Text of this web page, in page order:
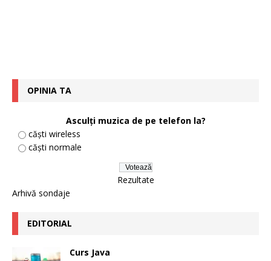
OPINIA TA
Asculți muzica de pe telefon la?
căști wireless
căști normale
Rezultate
Arhivă sondaje
EDITORIAL
Curs Java